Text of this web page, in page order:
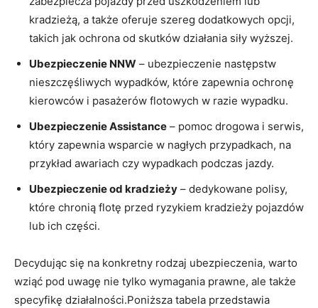
kradzieżą, a także oferuje szereg dodatkowych opcji,
takich jak ochrona od skutków działania siły wyższej.
Ubezpieczenie NNW – ubezpieczenie następstw
nieszczęśliwych wypadków, które zapewnia ochronę
kierowców i pasażerów flotowych w razie wypadku.
Ubezpieczenie Assistance – pomoc drogowa i serwis,
który zapewnia wsparcie w nagłych przypadkach, na
przykład awariach czy wypadkach podczas jazdy.
Ubezpieczenie od kradzieży – dedykowane polisy,
które chronią flotę przed ryzykiem kradzieży pojazdów
lub ich części.
Decydując się na konkretny rodzaj ubezpieczenia, warto
wziąć pod uwagę nie tylko wymagania prawne, ale także
specyfikę działalności.Poniższa tabela przedstawia